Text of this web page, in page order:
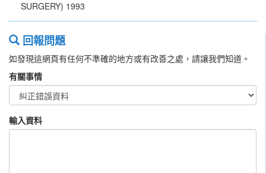
SURGERY) 1993
回報問題
如發現這網頁有任何不準確的地方或有改善之處，請讓我們知道。
有關事情
輸入資料